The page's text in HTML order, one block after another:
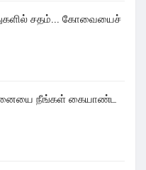
சதம்... கோவையைச்
நீங்கள் கையாண்ட